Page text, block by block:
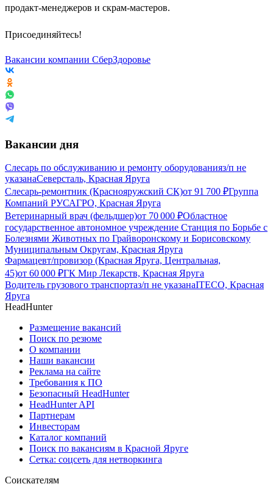
продакт-менеджеров и скрам-мастеров.
Присоединяйтесь!
Вакансии компании СберЗдоровье
Вакансии дня
Слесарь по обслуживанию и ремонту оборудованияз/п не
указанаСеверсталь, Красная Яруга
Слесарь-ремонтник (Краснояружский СК)от 91 700 ₽Группа
Компаний РУСАГРО, Красная Яруга
Ветеринарный врач (фельдшер)от 70 000 ₽Областное
государственное автономное учреждение Станция по Борьбе с
Болезнями Животных по Грайворонскому и Борисовскому
Муниципальным Округам, Красная Яруга
Фармацевт/провизор (Красная Яруга, Центральная,
45)от 60 000 ₽ГК Мир Лекарств, Красная Яруга
Водитель грузового транспортаз/п не указанаITECO, Красная
Яруга
HeadHunter
Размещение вакансий
Поиск по резюме
О компании
Наши вакансии
Реклама на сайте
Требования к ПО
Безопасный HeadHunter
HeadHunter API
Партнерам
Инвесторам
Каталог компаний
Поиск по вакансиям в Красной Яруге
Сетка: соцсеть для нетворкинга
Соискателям